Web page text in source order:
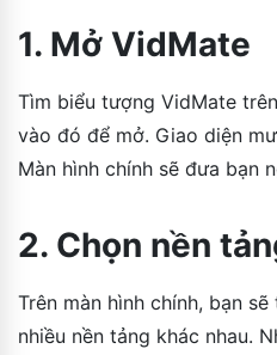
1. Mở VidMate
Tìm biểu tượng VidMate
vào đó để mở. Giao diện
Màn hình chính sẽ đưa bạn
2. Chọn nền
Trên màn hình chính, bạn
nhiều nền tảng khác nhau.